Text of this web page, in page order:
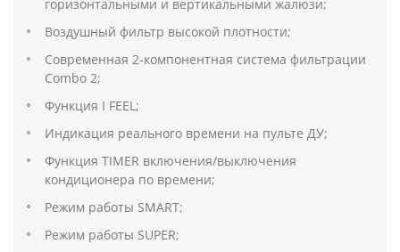
горизонтальными и вертикальными жалюзи;
Воздушный фильтр высокой плотности;
Современная 2-компонентная система фильтрации
Combo 2;
Функция I FEEL;
Индикация реального времени на пульте ДУ;
Функция TIMER включения/выключения
кондиционера по времени;
Режим работы SMART;
Режим работы SUPER;